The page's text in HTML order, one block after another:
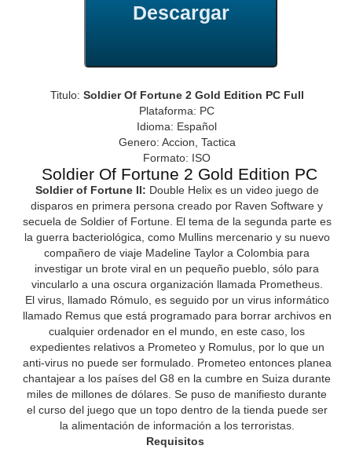
Descargar
Titulo: Soldier Of Fortune 2 Gold Edition PC Full
Plataforma: PC
Idioma: Español
Genero: Accion, Tactica
Formato: ISO
Soldier Of Fortune 2 Gold Edition PC
Soldier of Fortune II: Double Helix es un video juego de
disparos en primera persona creado por Raven Software y
secuela de Soldier of Fortune. El tema de la segunda parte es
la guerra bacteriológica, como Mullins mercenario y su nuevo
compañero de viaje Madeline Taylor a Colombia para
investigar un brote viral en un pequeño pueblo, sólo para
vincularlo a una oscura organización llamada Prometheus.
El virus, llamado Rómulo, es seguido por un virus informático
llamado Remus que está programado para borrar archivos en
cualquier ordenador en el mundo, en este caso, los
expedientes relativos a Prometeo y Romulus, por lo que un
anti-virus no puede ser formulado. Prometeo entonces planea
chantajear a los países del G8 en la cumbre en Suiza durante
miles de millones de dólares. Se puso de manifiesto durante
el curso del juego que un topo dentro de la tienda puede ser
la alimentación de información a los terroristas.
Requisitos